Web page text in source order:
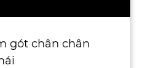
gót chân chân